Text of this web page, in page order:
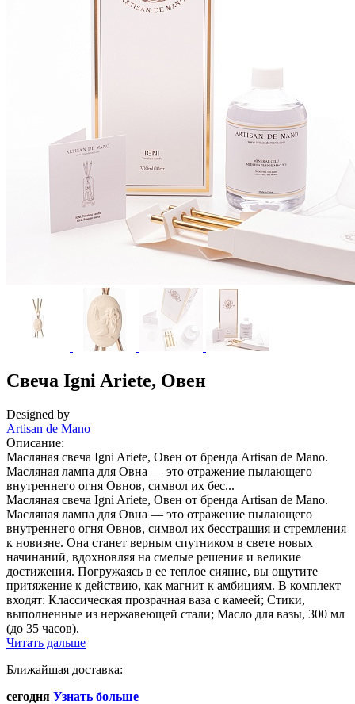
Свеча Igni Ariete, Овен
Designed by
Artisan de Mano
Описание:
Масляная свеча Igni Ariete, Овен от бренда Artisan de Mano.
Масляная лампа для Овна — это отражение пылающего
внутреннего огня Овнов, символ их бес...
Масляная свеча Igni Ariete, Овен от бренда Artisan de Mano.
Масляная лампа для Овна — это отражение пылающего
внутреннего огня Овнов, символ их бесстрашия и стремления
к новизне. Она станет верным спутником в свете новых
начинаний, вдохновляя на смелые решения и великие
достижения. Погружаясь в ее теплое сияние, вы ощутите
притяжение к действию, как магнит к амбициям. В комплект
входят: Классическая прозрачная ваза с камеей; Стики,
выполненные из нержавеющей стали; Масло для вазы, 300 мл
(до 35 часов).
Читать дальше
Ближайшая доставка:
сегодня Узнать больше